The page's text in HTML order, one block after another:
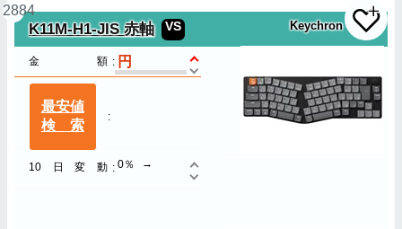
2884
K11M-H1-JIS 赤軸 VS Keychron
金額
最安値
検索
10日変動 0％